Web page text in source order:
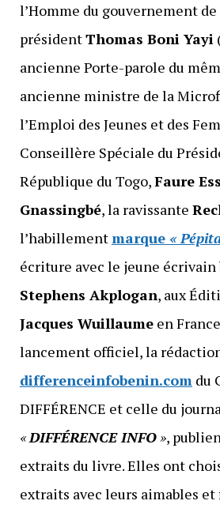
l’Homme du gouvernement de
présidentThomas Boni Yayi
ancienne Porte-parole du
ancienne ministre de la
l’Emploi des Jeunes et des
Conseillère Spéciale du
République du Togo,Faure
Gnassingbé, la ravissante
l’habillementmarque «
écriture avec le jeune
Stephens Akplogan, aux
Jacques Wuillaumeen
lancement officiel, la
differenceinfobenin.comdu
DIFFÉRENCE et celle du
«DIFFÉRENCE INFO»,
extraits du livre. Elles ont
extraits avec leurs aimables